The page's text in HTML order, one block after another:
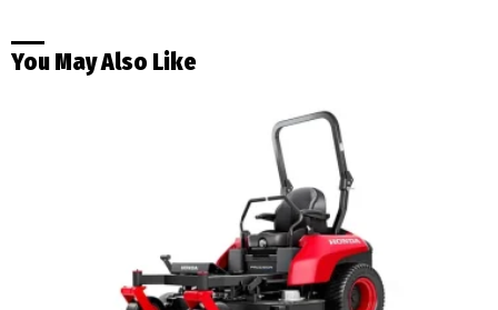
You May Also Like